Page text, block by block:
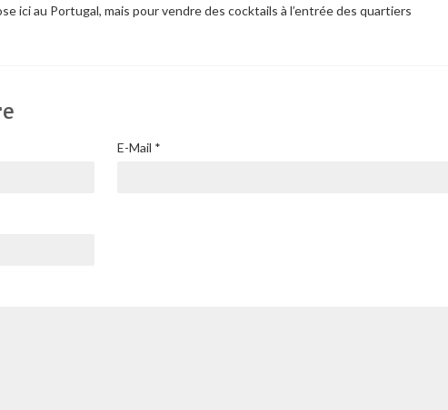
ici au Portugal, mais pour vendre des cocktails à l’entrée des quartiers
E-Mail *